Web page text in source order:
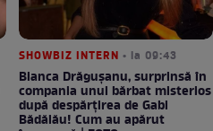
SHOWBIZ INTERN • la 09:43
Bianca Drăgușanu, surprinsă în
compania unui bărbat misterios
după despărțirea de Gabi
Bădălău! Cum au apărut